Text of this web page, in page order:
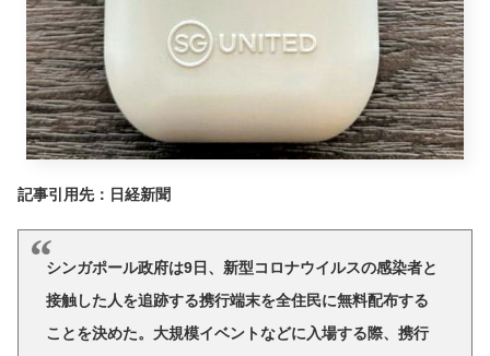
記事引用先：日経新聞
シンガポール政府は9日、新型コロナウイルスの感染者と
接触した人を追跡する携行端末を全住民に無料配布する
ことを決めた。大規模イベントなどに入場する際、携行